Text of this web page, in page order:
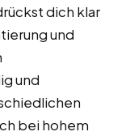
dich klar
und
und
bei hohem